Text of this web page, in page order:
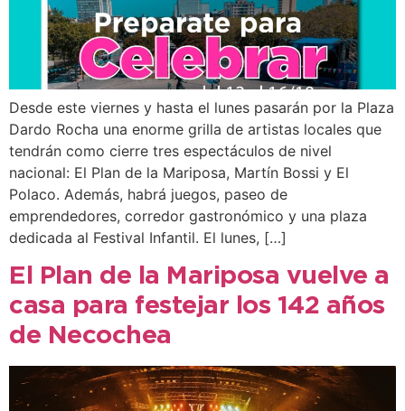
Desde este viernes y hasta el lunes pasarán por la Plaza
Dardo Rocha una enorme grilla de artistas locales que
tendrán como cierre tres espectáculos de nivel
nacional: El Plan de la Mariposa, Martín Bossi y El
Polaco. Además, habrá juegos, paseo de
emprendedores, corredor gastronómico y una plaza
dedicada al Festival Infantil. El lunes, […]
El Plan de la Mariposa vuelve a
casa para festejar los 142 años
de Necochea